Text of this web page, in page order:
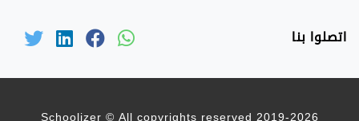
اتصلوا بنا
2019-2026 Schoolizer © All copyrights reserved